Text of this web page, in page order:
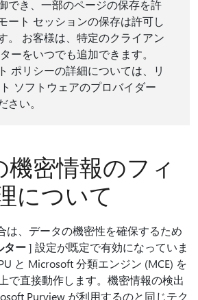
でき、一部のページの保存を許
ート セッションの保存は許可し
。 お客様は、特定のクライアン
ーをいつでも追加できます。
ポリシーの詳細については、リ
ソフトウェアのプロバイダー
い。
機密情報のフィ
について
は、データの機密性を確保するため
ター] 設定が既定で有効になっていま
と Microsoft 分類エンジン (MCE) を
で直接動作します。機密情報の検出
Purview が利用するのと同じテク